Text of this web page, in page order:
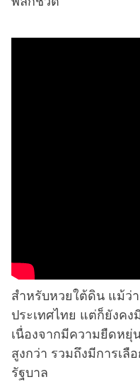
สำหรับหวยใต้ดิน แม้ว่
ประเทศไทย แต่ก็ยังคง
เนื่องจากมีความยืดหยุ่
สูงกว่า รวมถึงมีการเลื
รัฐบาล